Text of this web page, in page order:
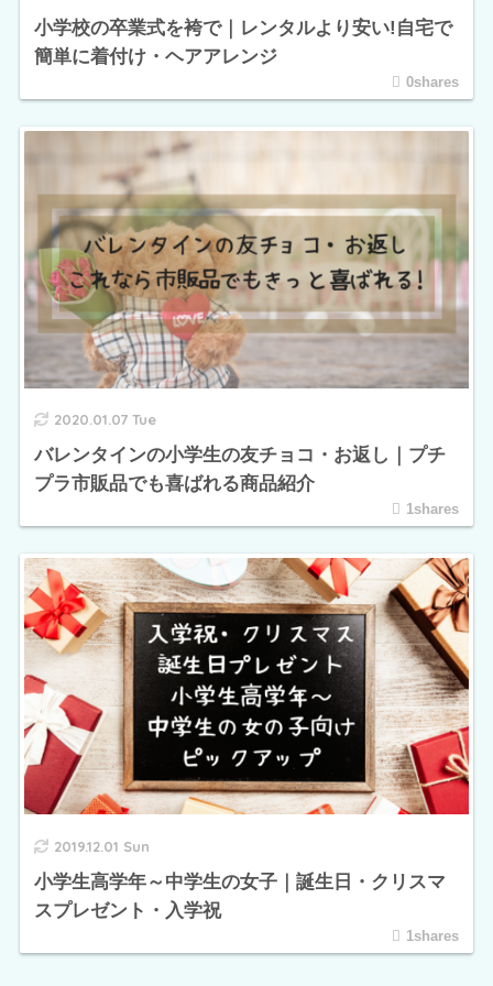
小学校の卒業式を袴で｜レンタルより安い!自宅で
簡単に着付け・ヘアアレンジ
0shares
2020.01.07 Tue
バレンタインの小学生の友チョコ・お返し｜プチ
プラ市販品でも喜ばれる商品紹介
1shares
2019.12.01 Sun
小学生高学年～中学生の女子｜誕生日・クリスマ
スプレゼント・入学祝
1shares